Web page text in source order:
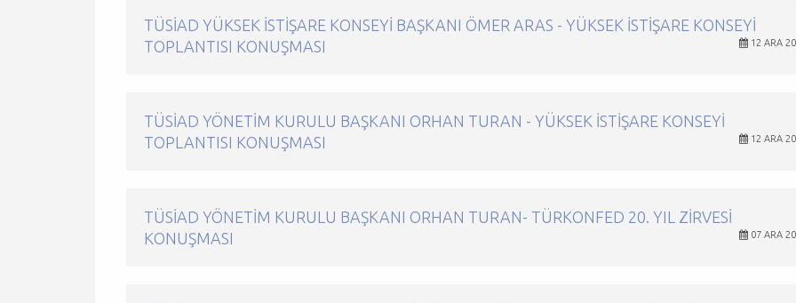
TÜSİAD YÜKSEK İSTIŞARE KONSEYI BAŞKANI ÖMER ARAS - YÜKSEK İSTIŞARE KONSEYI
TOPLANTISI KONUŞMASI
12 ARA
TÜSİAD YÖNETIM KURULU BAŞKANI ORHAN TURAN - YÜKSEK İSTIŞARE KONSEYI
TOPLANTISI KONUŞMASI
12 ARA
TÜSİAD YÖNETIM KURULU BAŞKANI ORHAN TURAN- TÜRKONFED 20. YIL ZIRVESI
KONUŞMASI
07 ARA